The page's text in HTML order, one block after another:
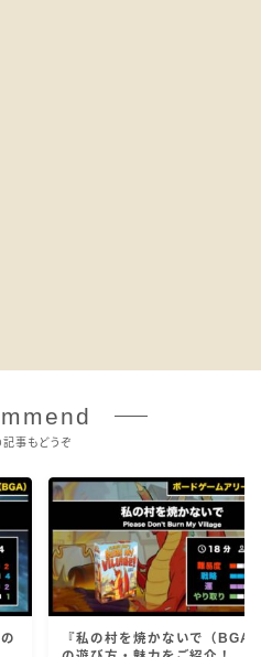
事もどうぞ
『私の村を焼かないで（BGA